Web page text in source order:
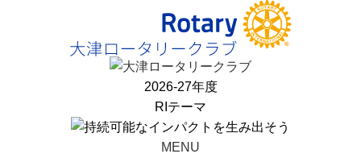
2026-27年度
RIテーマ
MENU